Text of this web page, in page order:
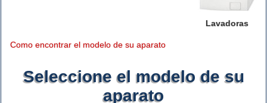
Lavadoras
Como encontrar el modelo de su aparato
Seleccione el modelo de su
aparato